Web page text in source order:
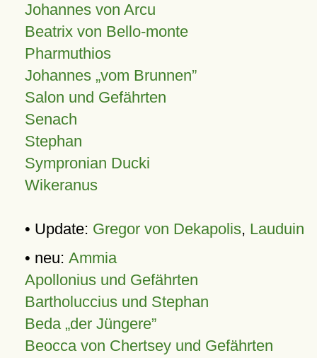
Johannes von Arcu
Beatrix von Bello-monte
Pharmuthios
Johannes vom Brunnen
Salon und Gefährten
Senach
Stephan
Sympronian Ducki
Wikeranus
• Update: Gregor von Dekapolis, Lauduin
• neu: Ammia
Apollonius und Gefährten
Bartholuccius und Stephan
Beda „der Jüngere”
Beocca von Chertsey und Gefährten